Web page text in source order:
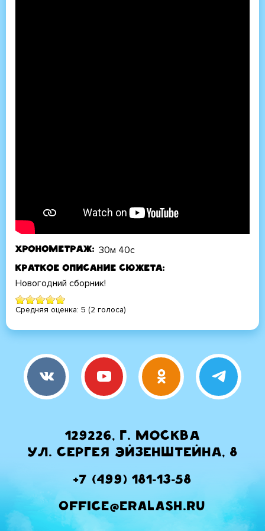
Хронометраж 30м 40с
Краткое описание сюжета
Новогодний сборник!
Средняя оценка: 5 (2 голоса)
129226, г. Москва
ул. Сергея Эйзенштейна, 8
+7 (499) 181-13-58
office@eralash.ru